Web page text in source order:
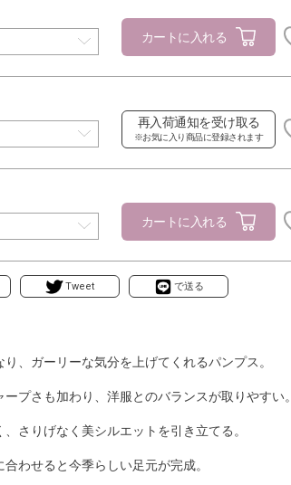
カートに入れる
再入荷通知を受け取る
※お気に入り商品に登録されます
カートに入れる
Tweet で送る
、ガーリーな気分を上げてくれるパンプス。
プさも加わり、洋服とのバランスが取りやすい。
さりげなく美シルエットを引き立てる。
わせると今季らしい足元が完成。